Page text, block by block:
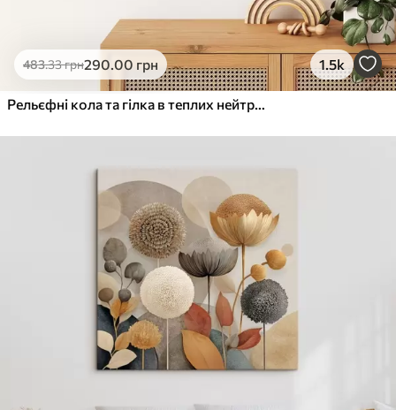
Еко-Преміум
.00грн
✓Яскраві, насичені кольори
Поверхня з текстурою полотна
Екологічний матеріал
483.33грн290.00 грн 1.5k
Рельєфні кола та гілка в теплих нейтральних тонах